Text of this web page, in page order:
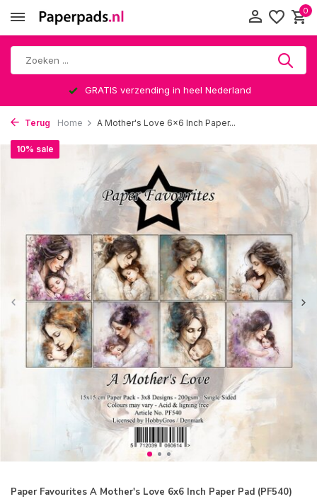
0
GRATIS verzending in heel Nederland
Terug Home A Mother's Love 6x6 Inch Paper...
Paper Favourites A Mother's Love 6x6 Inch Paper Pad (PF540)
10% sale